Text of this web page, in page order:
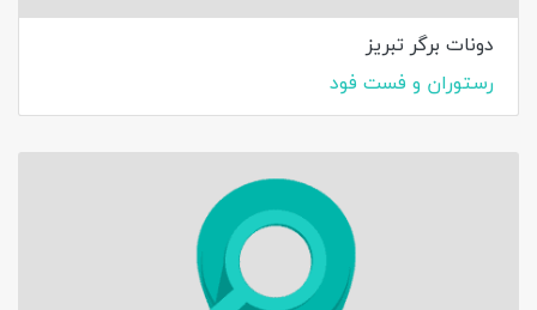
دونات برگر تبریز
رستوران و فست فود